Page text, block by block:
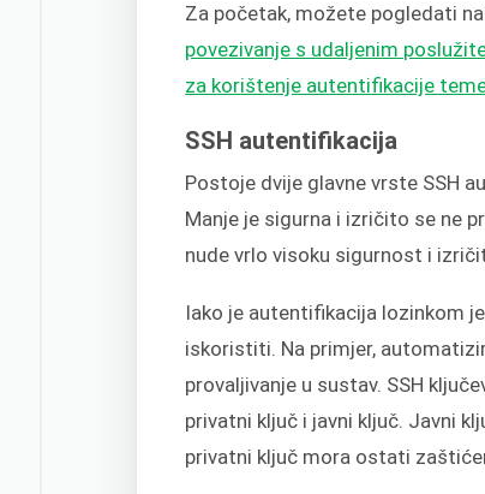
Za početak, možete pogledati
povezivanje s udaljenim
za korištenje autentifikacije
SSH autentifikacija
Postoje dvije glavne vrste SSH
Manje je sigurna i izričito se ne
nude vrlo visoku sigurnost i
Iako je autentifikacija lozinkom
iskoristiti. Na primjer,
provaljivanje u sustav. SSH
privatni ključ i javni ključ. Javni
privatni ključ mora ostati